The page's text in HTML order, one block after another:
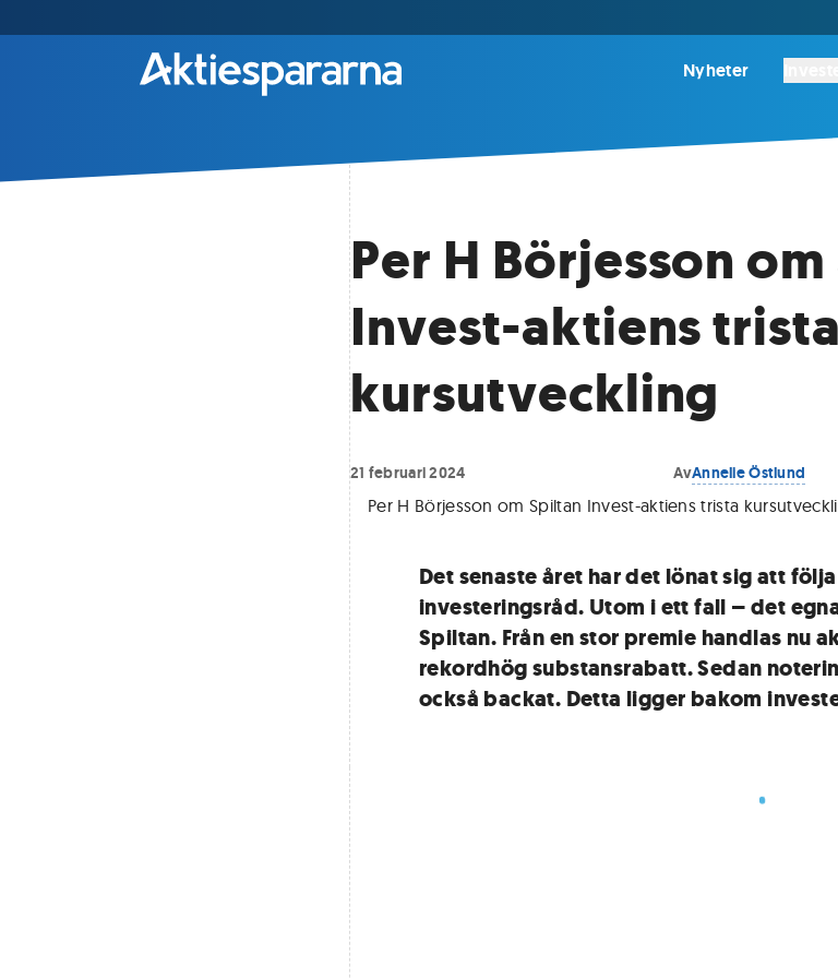
Nyheter
Per H Börjesson
Invest-aktiens trista
kursutveckling
21 februari 2024 AvAnnelie Östlund
Per H Börjesson om Spiltan Invest-aktiens trista
Det senaste året har det lönat sig att
investeringsråd. Utom i ett fall – det
Spiltan. Från en stor premie handlas nu
rekordhög substansrabatt. Sedan
också backat. Detta ligger bakom